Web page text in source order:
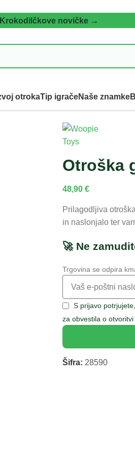
Krokodilčkove novičke →
otrokaTip igračeNaše znamke
Otroška
48,90 €
Prilagodljiva
in naslonjalo ter
🚀 Ne
Trgovina se odpira
S prijavo
za obvestila o
Šifra: 28590